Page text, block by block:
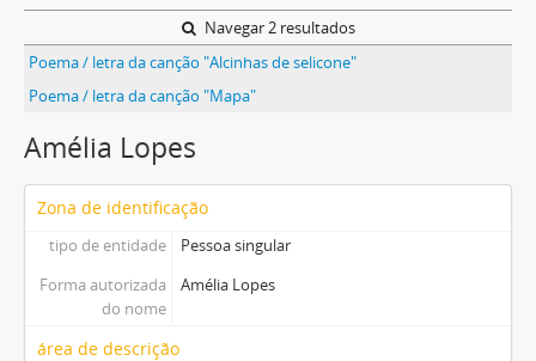
Navegar 2 resultados
Poema / letra da canção "Alcinhas de selicone"
Poema / letra da canção "Mapa"
Amélia Lopes
Zona de identificação
tipo de entidade
Pessoa singular
Forma autorizada
do nome
Amélia Lopes
área de descrição